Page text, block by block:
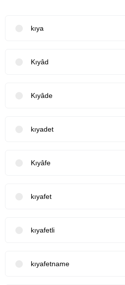
kıya
Kıyâd
Kıyâde
kıyadet
Kıyâfe
kıyafet
kıyafetli
kıyafetname